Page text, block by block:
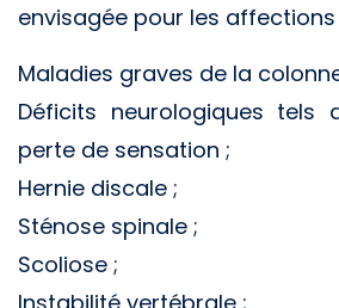
envisagée pour les
Maladies graves de la
Déficits neurologiques tels
perte de sensation ;
Hernie discale ;
Sténose spinale ;
Scoliose ;